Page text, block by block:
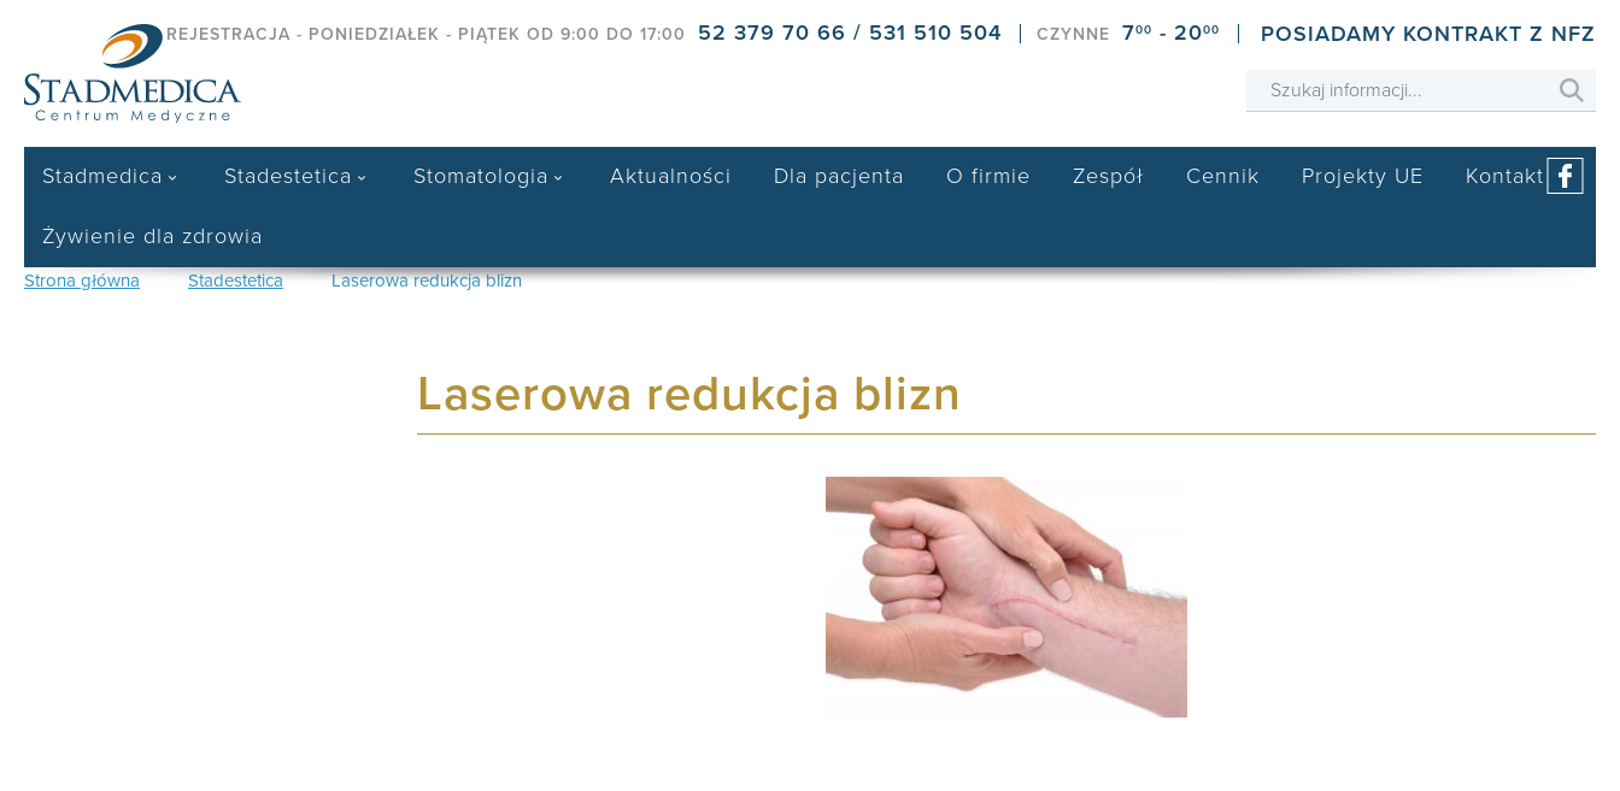
REJESTRACJA - PONIEDZIAŁEK - PIĄTEK OD 9:00 DO 17:00 52 379 70 66 / 531 510 504 CZYNNE 700 - 2000 POSIADAMY KONTRAKT Z NFZ
Stadmedica Stadestetica Stomatologia Aktualności Dla pacjenta O firmie Zespół Cennik Projekty UE Kontakt
Żywienie dla zdrowia
Strona główna Stadestetica Laserowa redukcja blizn
Laserowa redukcja blizn